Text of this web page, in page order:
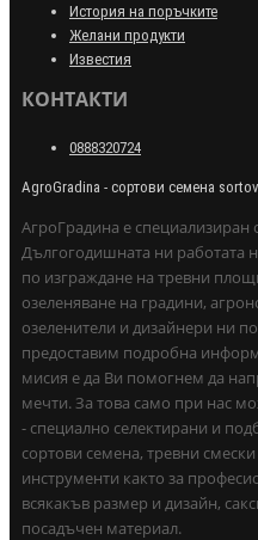
История на поръчките
Желани продукти
Известия
КОНТАКТИ
0888320724
AgroGradina - сортови семена
АгроГрадина е специализиран
Дългогодишната ни работата
по изграждане на тревни
озеленяване на градини,
озеленители и дизайнери ни
предоставим подробна
мисия е да Ви помогнем да
мечти. За това само при нас
- специално селектирани и
сортови семена, тревни
инструменти както за
всякакъв размер и дизайн,
посадъчен материал.